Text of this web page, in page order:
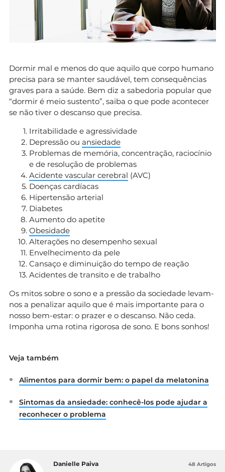
Dormir mal e menos do que aquilo que corpo humano
precisa para se manter saudável, tem consequências
graves para a saúde. Bem diz a sabedoria popular que
“dormir é meio sustento”, saiba o que pode acontecer
se não tiver o descanso que precisa.
Irritabilidade e agressividade
Depressão ou ansiedade
Problemas de memória, concentração, raciocínio
e de resolução de problemas
Acidente vascular cerebral (AVC)
Doenças cardíacas
Hipertensão arterial
Diabetes
Aumento do apetite
Obesidade
Alterações no desempenho sexual
Envelhecimento da pele
Cansaço e diminuição do tempo de reação
Acidentes de transito e de trabalho
Os mitos sobre o sono e a pressão da sociedade levam-
nos a penalizar aquilo que é mais importante para o
nosso bem-estar: o prazer e o descanso. Não ceda.
Imponha uma rotina rigorosa de sono. E bons sonhos!
Veja também
Alimentos para dormir bem: o papel da melatonina
Sintomas da ansiedade: conhecê-los pode ajudar a
reconhecer o problema
Danielle Paiva 48 Artigos